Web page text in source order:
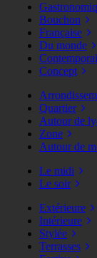
Bouchon
Française
Du monde
Concept
Quartier
Autour de
Zone
Autour de
Le midi
Le soir
Extérieure
Intérieure
Stylée
Terrasses